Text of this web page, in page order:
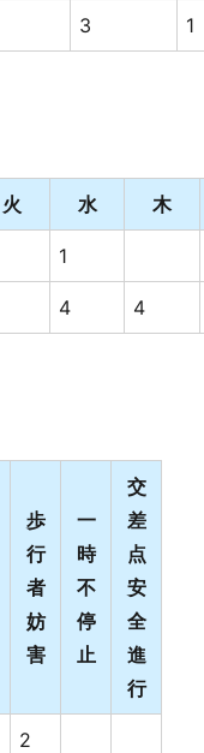
3 1
火 水 木
1
4 4
歩
行
者
妨
害
一
時
不
停
止
交
差
点
安
全
進
行
2